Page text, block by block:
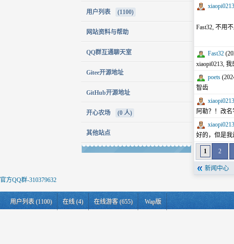
用户列表 (1100)
网站资料与帮助
QQ群互通聊天室
Gitee开源地址
GitHub开源地址
开心农场 (0 人)
其他站点
xiaopi0213
Fast32, 不用
Fast32
xiaopi0213,
poets
智齿
xiaopi0213
阿勒？！改
xiaopi0213
好的，但是
1 2
新闻中心
官方QQ群-310379632
用户列表 (1100) 在线 (4) 在线游客 (655) Wap版